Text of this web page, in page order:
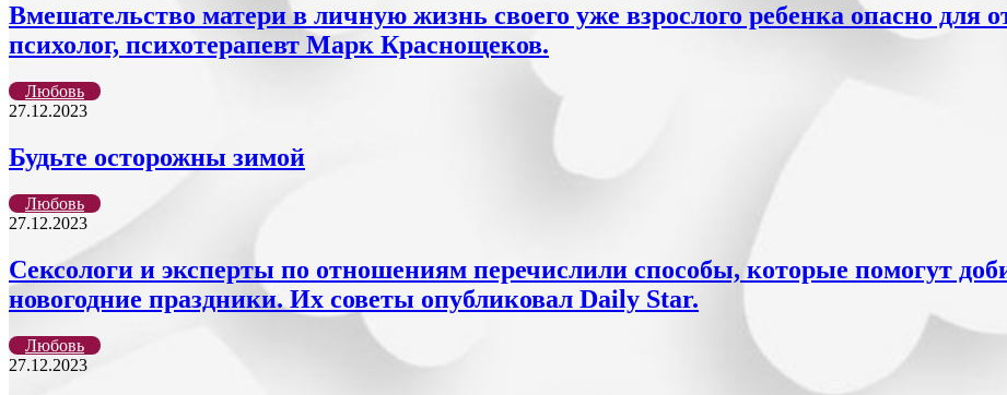
Вмешательство матери в личную жизнь своего уже взрослого ребенка опасно для
психолог, психотерапевт Марк Краснощеков.
Любовь
27.12.2023
Будьте осторожны зимой
Любовь
27.12.2023
Сексологи и эксперты по отношениям перечислили способы, которые помогут
новогодние праздники. Их советы опубликовал Daily Star.
Любовь
27.12.2023